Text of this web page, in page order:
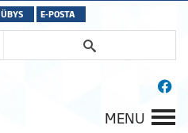
ÜBYS E-POSTA
MENU